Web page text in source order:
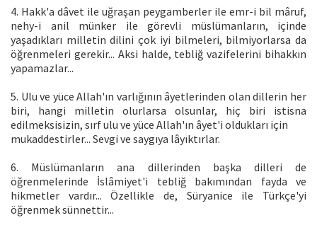
4. Hakk'a dâvet ile uğraşan peygamberler ile emr-i bil mâruf,
nehy-i anil münker ile görevli müslümanların, içinde
yaşadıkları milletin dilini çok iyi bilmeleri, bilmiyorlarsa da
öğrenmeleri gerekir... Aksi halde, tebliğ vazifelerini bihakkın
yapamazlar...
5. Ulu ve yüce Allah'ın varlığının âyetlerinden olan dillerin her
biri, hangi milletin olurlarsa olsunlar, hiç biri istisna
edilmeksisizin, sırf ulu ve yüce Allah'ın âyet'i oldukları için
mukaddestirler... Sevgi ve saygıya lâyıktırlar.
6. Müslümanların ana dillerinden başka dilleri de
öğrenmelerinde İslâmiyet'i tebliğ bakımından fayda ve
hikmetler vardır... Özellikle de, Süryanice ile Türkçe'yi
öğrenmek sünnettir...